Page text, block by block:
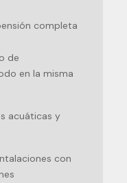
completa
de
en la misma
acuáticas y
con